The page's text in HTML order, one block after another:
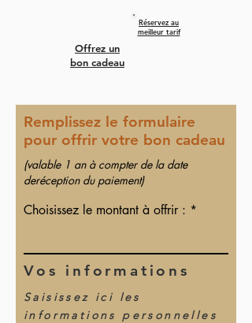
Réservez au
meilleur tarif
Offrez un
bon cadeau
Remplissez le formulaire
pour offrir votre bon cadeau
(valable 1 an à compter de la date
deréception du paiement)
Choisissez le montant à offrir :
Vos informations
Saisissez ici les
informations personnelles